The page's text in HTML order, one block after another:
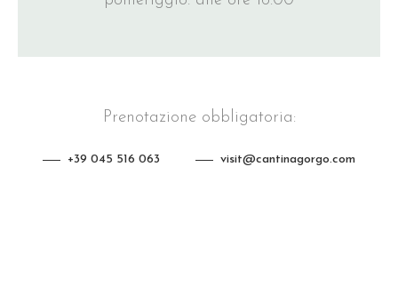
Prenotazione obbligatoria:
+39 045 516 063 visit@cantinagorgo.com